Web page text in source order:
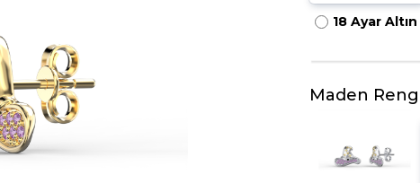
TAMTUR YÜZÜK
HARFLI KOLYE UCU
18 Ayar Altın
Maden